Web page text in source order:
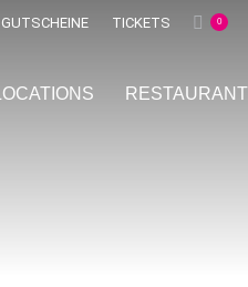
GUTSCHEINE TICKETS 0
LOCATIONS